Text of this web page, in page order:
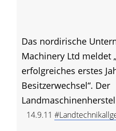
Das nordirische
Machinery Ltd meldet
erfolgreiches erstes
Besitzerwechsel“. Der
14.9.11